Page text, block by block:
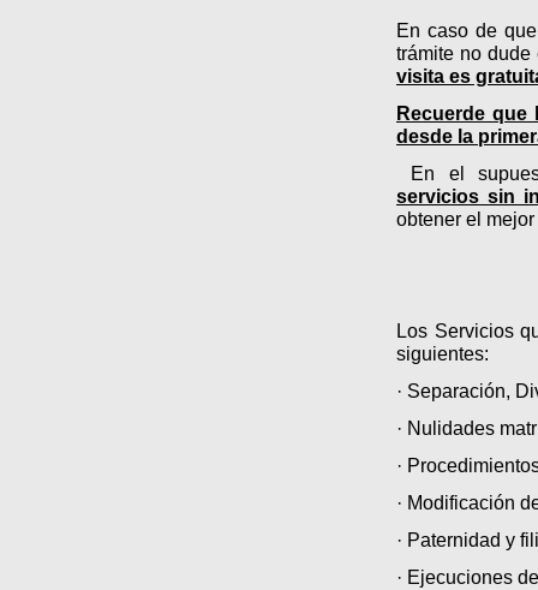
En caso de
trámite no
visita es
Recuerde
desde la
En el
servicios sin
obtener el
Los Servicios
siguientes:
· Separación,
· Nulidades
·
· Modificación
· Paternidad y
· Ejecuciones